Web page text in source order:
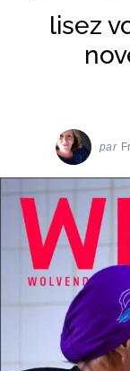
lisez
par